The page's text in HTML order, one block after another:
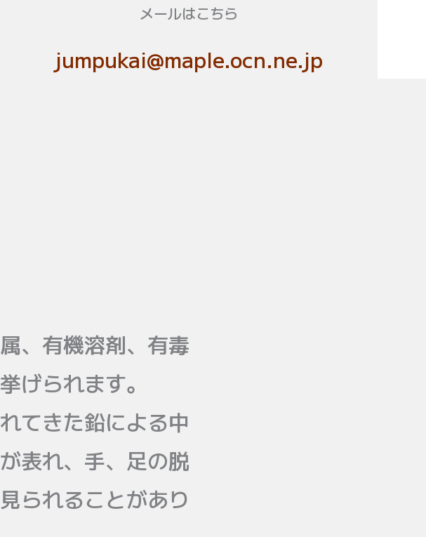
メールはこちら
jumpukai@maple.ocn.ne.jp
、有機溶剤、有毒
げられます。
てきた鉛による中
表れ、手、足の脱
られることがあり